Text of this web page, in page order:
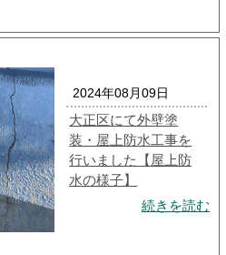
2024年08月09日
大正区にて外壁塗
装・屋上防水工事を
行いました【屋上防
水の様子】
続きを読む